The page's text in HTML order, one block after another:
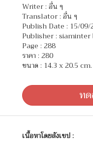
Writer : อื่น ๆ
Translator : อื่น ๆ
Publish Date : 15/09/
Publisher :
Page : 288
ราคา : 280
ขนาด : 14.3 x 20.5
ท
เนื้อหาโดยสังเขป :